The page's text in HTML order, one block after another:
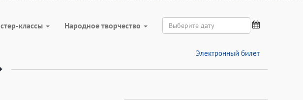
классы Народное творчество
Электронный билет